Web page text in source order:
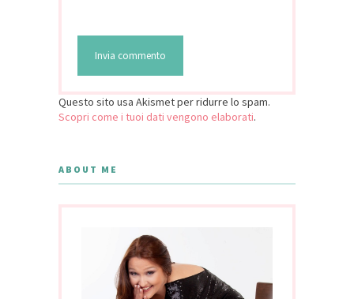
Questo sito usa Akismet per ridurre lo spam.
Scopri come i tuoi dati vengono elaborati.
ABOUT ME